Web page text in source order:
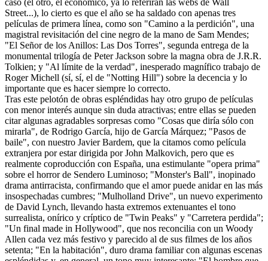
Street...), lo cierto es que el año se ha saldado con apenas tres
películas de primera línea, como son "Camino a la perdición", una
magistral revisitación del cine negro de la mano de Sam Mendes;
"El Señor de los Anillos: Las Dos Torres", segunda entrega de la
monumental trilogía de Peter Jackson sobre la magna obra de J.R.R.
Tolkien; y "Al límite de la verdad", inesperado magnífico trabajo de
Roger Michell (sí, sí, el de "Notting Hill") sobre la decencia y lo
importante que es hacer siempre lo correcto.
Tras este pelotón de obras espléndidas hay otro grupo de películas
con menor interés aunque sin duda atractivas; entre ellas se pueden
citar algunas agradables sorpresas como "Cosas que diría sólo con
mirarla", de Rodrigo García, hijo de García Márquez; "Pasos de
baile", con nuestro Javier Bardem, que la citamos como película
extranjera por estar dirigida por John Malkovich, pero que es
realmente coproducción con España, una estimulante "opera prima"
sobre el horror de Sendero Luminoso; "Monster's Ball", inopinado
drama antirracista, confirmando que el amor puede anidar en las más
insospechadas cumbres; "Mulholland Drive", un nuevo experimento
de David Lynch, llevando hasta extremos extenuantes el tono
surrealista, onírico y críptico de "Twin Peaks" y "Carretera perdida";
"Un final made in Hollywood", que nos reconcilia con un Woody
Allen cada vez más festivo y parecido al de sus filmes de los años
setenta; "En la habitación", duro drama familiar con algunas escenas